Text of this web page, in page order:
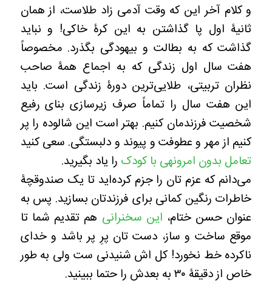
و کلام آخر این که وقت آدمی زاد طلاست، از همان
ثانیۀ اول پا گذاشتن به این کرۀ خاکی! و نباید
گذاشت که به بطالت و بیهودگی بگذرد. مخصوصاً
هفت سال اول زندگی که به اجماع همۀ صاحب
نظران تربیتی، طلایی‌ترین دورۀ زندگی است. باید
این هفت سال را تماماً صرف زیرسازی بنای رفیع
شخصیت فرزندمان کنیم. بهتر است این شالوده را پر
کنیم از مهر و عطوفت و پیوند و دلبستگی. سعی کنید
تعامل بدون امرونهی با کودک را یاد بگیرید.
می‌دانم که عزم تان را جزم کرده‌اید تا یک صندوقچۀ
خاطرات رنگین کمانی برای فرزندتان بسازید. پس به
عنوان حسن ختام، این سخنرانی هم تقدیم شما تا
موقع ساخت و ساز، دست تان پرِ پر باشد و خدای
ناکرده خط نخورد! کل اش شنیدنی ست ولی به طور
خاص از دقیقۀ ۳۰ به بعدش را حتما ببینید.